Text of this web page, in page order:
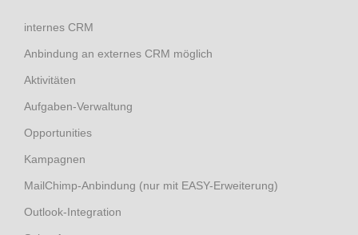
internes CRM
Anbindung an externes CRM möglich
Aktivitäten
Aufgaben-Verwaltung
Opportunities
Kampagnen
MailChimp-Anbindung (nur mit EASY-Erweiterung)
Outlook-Integration